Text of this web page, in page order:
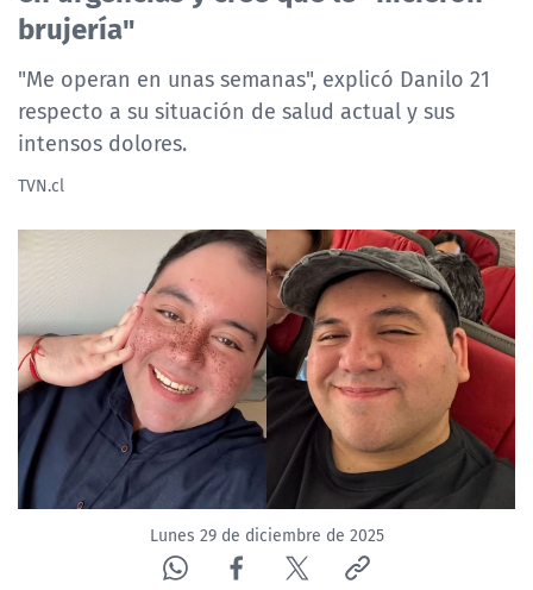
CASTING TVN VERTICAL
TVN VERTICAL
TVN PLAY
PROGRAMAS
TELESERIES
ACTUALIDAD Y TENDENCIAS
CORPORATIVO Y TRANSPARENCIA
CANAL DE DENUNCIAS
ÁREA DE PROYECTOS
brujería"
"Me operan en unas semanas", explicó Danilo 21
respecto a su situación de salud actual y sus
intensos dolores.
TVN.cl
Lunes 29 de diciembre de 2025